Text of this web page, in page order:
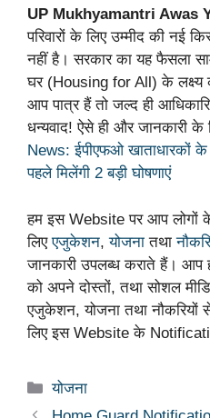
UP Mukhyamantri Awas
परिवारों के लिए उम्मीद की नई
नहीं है। सरकार का यह फैसला
घर (Housing for All) के
आप पात्र हैं तो जल्द ही
धन्यवाद! ऐसे ही और जानकारी के
News: ईपीएफओ खाताधारकों
पहले मिलेंगी 2 बड़ी घोषणाएं
हम इस Website पर आप लोगों
लिएएजुकेशन,योजनातथा
जानकारी उपलब्ध कराते हैं। आप
को अपने दोस्तों, तथा सोशल
एजुकेशन, योजना तथा नौकरियों
लिए इस Website के
Categories
योजना